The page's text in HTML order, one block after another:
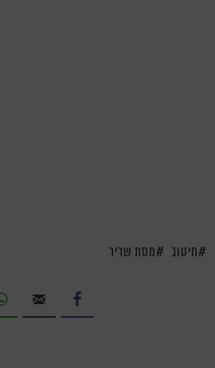
חיטוב מסת שריר